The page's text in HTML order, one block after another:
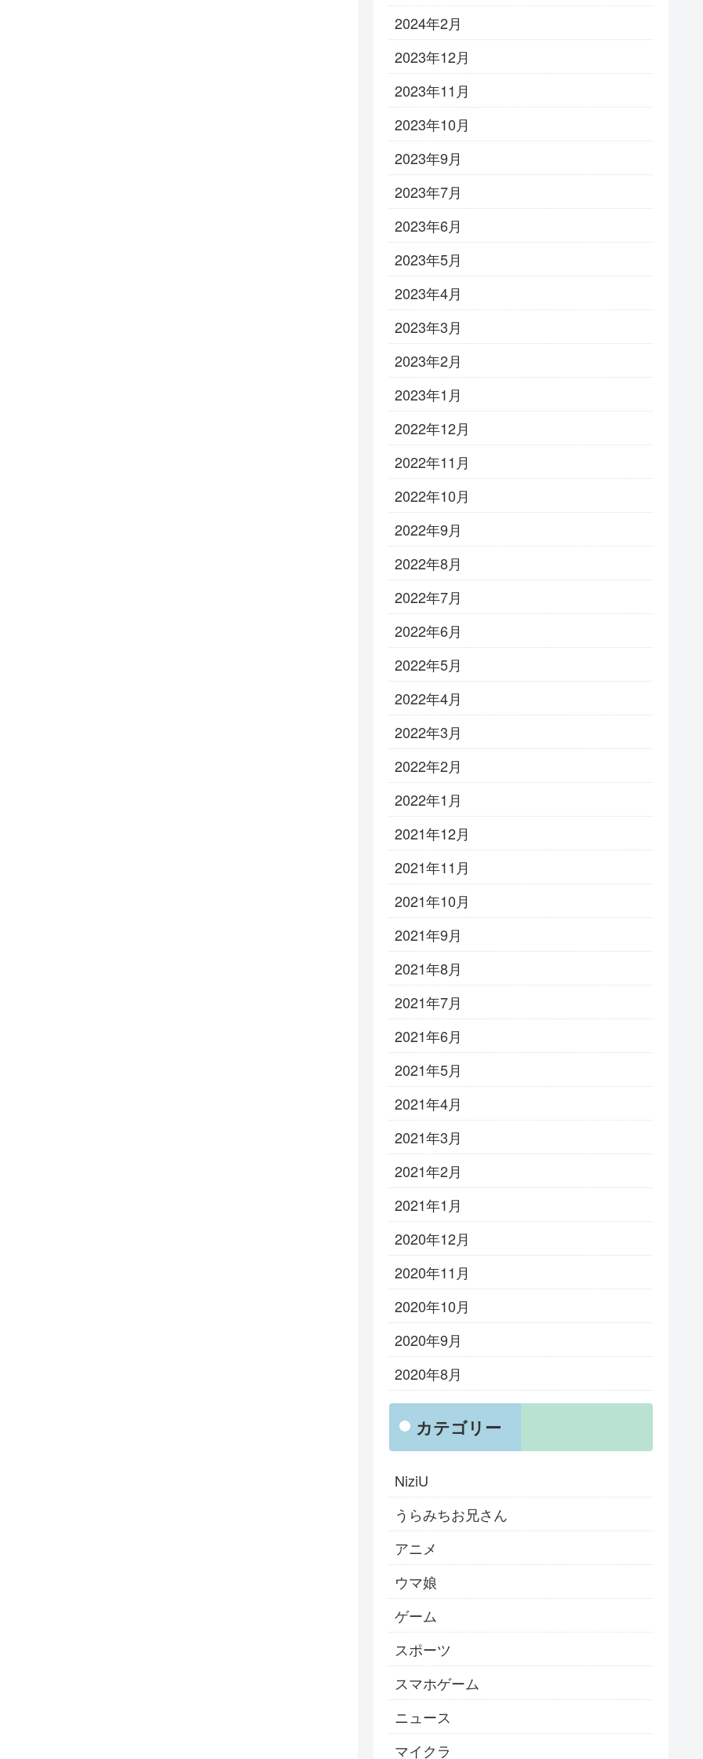
2024年2月
2023年12月
2023年11月
2023年10月
2023年9月
2023年7月
2023年6月
2023年5月
2023年4月
2023年3月
2023年2月
2023年1月
2022年12月
2022年11月
2022年10月
2022年9月
2022年8月
2022年7月
2022年6月
2022年5月
2022年4月
2022年3月
2022年2月
2022年1月
2021年12月
2021年11月
2021年10月
2021年9月
2021年8月
2021年7月
2021年6月
2021年5月
2021年4月
2021年3月
2021年2月
2021年1月
2020年12月
2020年11月
2020年10月
2020年9月
2020年8月
カテゴリー
NiziU
うらみちお兄さん
アニメ
ウマ娘
ゲーム
スポーツ
スマホゲーム
ニュース
マイクラ